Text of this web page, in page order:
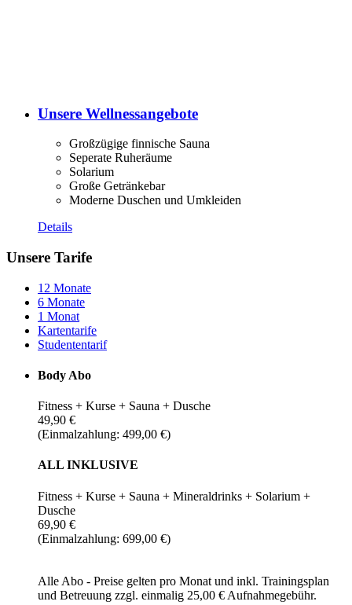
Unsere Wellnessangebote
Großzügige finnische Sauna
Seperate Ruheräume
Solarium
Große Getränkebar
Moderne Duschen und Umkleiden
Details
Unsere Tarife
12 Monate
6 Monate
1 Monat
Kartentarife
Studententarif
Body Abo
Fitness + Kurse + Sauna + Dusche
49,90 €
(Einmalzahlung: 499,00 €)
ALL INKLUSIVE
Fitness + Kurse + Sauna + Mineraldrinks + Solarium +
Dusche
69,90 €
(Einmalzahlung: 699,00 €)
Alle Abo - Preise gelten pro Monat und inkl. Trainingsplan
und Betreuung zzgl. einmalig 25,00 € Aufnahmegebühr.